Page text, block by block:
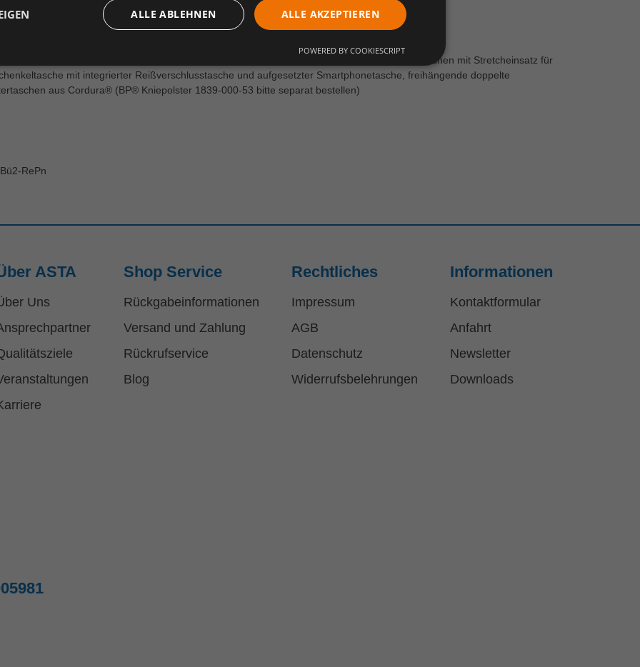
Dehnbund im Rücken für optimalen Sitz, D-Ring zum Befestigen von Accessoires, 2 Seitentaschen mit Stretcheinsatz für
mit integrierter Reißverschlusstasche und aufgesetzter Smartphonetasche, freihängende doppelte
aus Cordura® (BP® Kniepolster 1839-000-53 bitte separat bestellen)
RePn
ASTA
Uns
Shop Service
Rückgabeinformationen
Versand und Zahlung
Rückrufservice
Blog
Rechtliches
Impressum
AGB
Datenschutz
Widerrufsbelehrungen
Informationen
Kontaktformular
Anfahrt
Newsletter
Downloads
ALLE AKZEPTIEREN
ALLE ABLEHNEN
POWERED BY COOKIESCRIPT